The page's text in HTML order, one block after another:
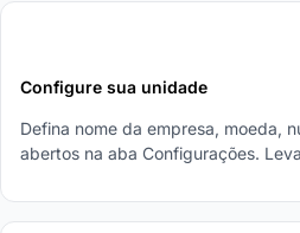
Configure sua unidade
Defina nome da empresa, moeda,
abertos na aba Configurações.